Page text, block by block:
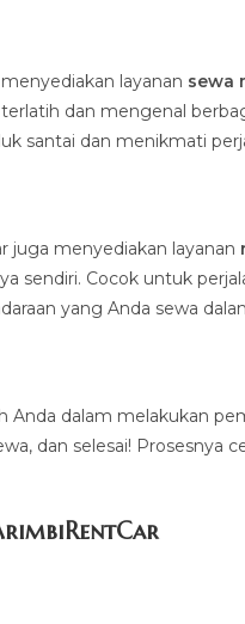
layanan sewa
dan mengenal
santai dan menikmati
juga menyediakan layanan
sendiri. Cocok untuk
yang Anda sewa
dalam melakukan
dan selesai! Prosesnya
r